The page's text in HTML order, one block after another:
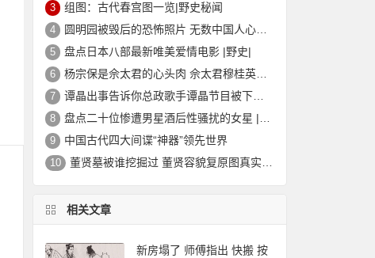
3 组图：古代春宫图一览|野史秘闻
4 圆明园被毁后的恐怖照片 无数中国人心中的痛
5 盘点日本八部最新唯美爱情电影 |野史|
6 杨宗保是佘太君的心头肉 佘太君穆桂英的故事|野史秘闻
7 谭晶出事告诉你总政歌手谭晶节目被下架的真相
8 盘点二十位惨遭男星酒后性骚扰的女星 |野史|
9 中国古代四大间谍“神器”领先世界
10 董贤墓被谁挖掘过 董贤容貌复原图真实外貌|野史秘闻
相关文章
新房塌了 师傅指出 快搬 按